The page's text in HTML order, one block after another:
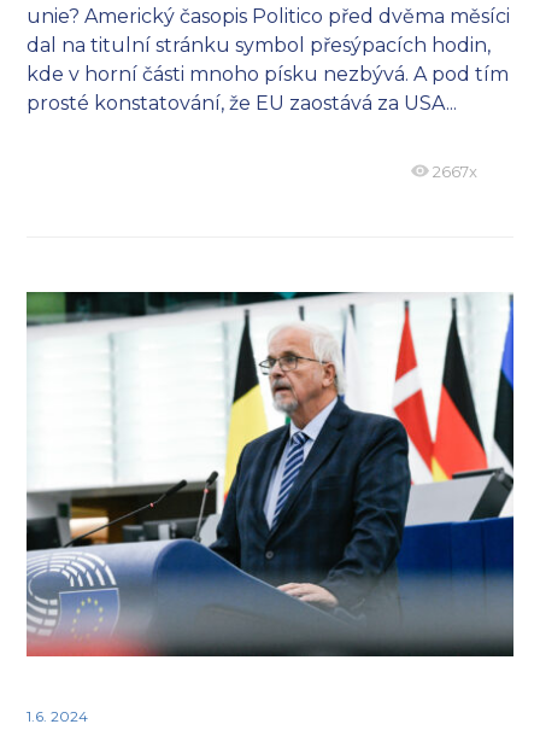
unie? Americký časopis Politico před dvěma měsíci
dal na titulní stránku symbol přesýpacích hodin,
kde v horní části mnoho písku nezbývá. A pod tím
prosté konstatování, že EU zaostává za USA...
2667x
1.6. 2024